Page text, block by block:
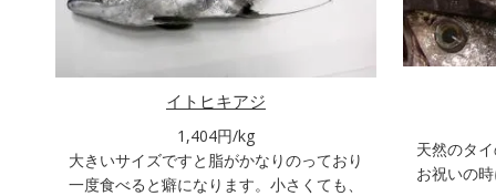
イトヒキアジ
1,404円/kg
大きいサイズですと脂がかなりのっており
一度食べると癖になります。小さくても、
天然のタ
お祝いの